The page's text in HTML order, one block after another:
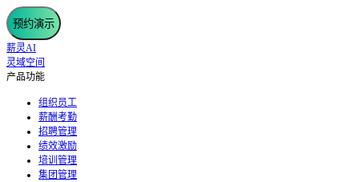
预约演示
薪灵AI
灵域空间
产品功能
组织员工
薪酬考勤
招聘管理
绩效激励
培训管理
集团管理